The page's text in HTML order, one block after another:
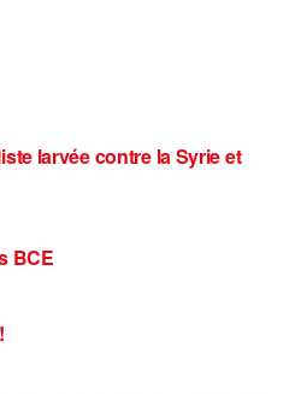
larvée contre la Syrie et
BCE